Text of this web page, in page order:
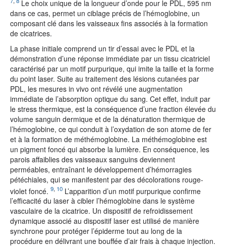
Le choix unique de la longueur d’onde pour le PDL, 595 nm
dans ce cas, permet un ciblage précis de l’hémoglobine, un
composant clé dans les vaisseaux fins associés à la formation
de cicatrices.
La phase initiale comprend un tir d’essai avec le PDL et la
démonstration d’une réponse immédiate par un tissu cicatriciel
caractérisé par un motif purpurique, qui imite la taille et la forme
du point laser. Suite au traitement des lésions cutanées par
PDL, les mesures in vivo ont révélé une augmentation
immédiate de l’absorption optique du sang. Cet effet, induit par
le stress thermique, est la conséquence d’une fraction élevée du
volume sanguin dermique et de la dénaturation thermique de
l’hémoglobine, ce qui conduit à l’oxydation de son atome de fer
et à la formation de méthémoglobine. La méthémoglobine est
un pigment foncé qui absorbe la lumière. En conséquence, les
parois affaiblies des vaisseaux sanguins deviennent
perméables, entraînant le développement d’hémorragies
pétéchiales, qui se manifestent par des décolorations rouge-
violet foncé. 9, 10 L’apparition d’un motif purpurique confirme
l’efficacité du laser à cibler l’hémoglobine dans le système
vasculaire de la cicatrice. Un dispositif de refroidissement
dynamique associé au dispositif laser est utilisé de manière
synchrone pour protéger l’épiderme tout au long de la
procédure en délivrant une bouffée d’air frais à chaque injection.